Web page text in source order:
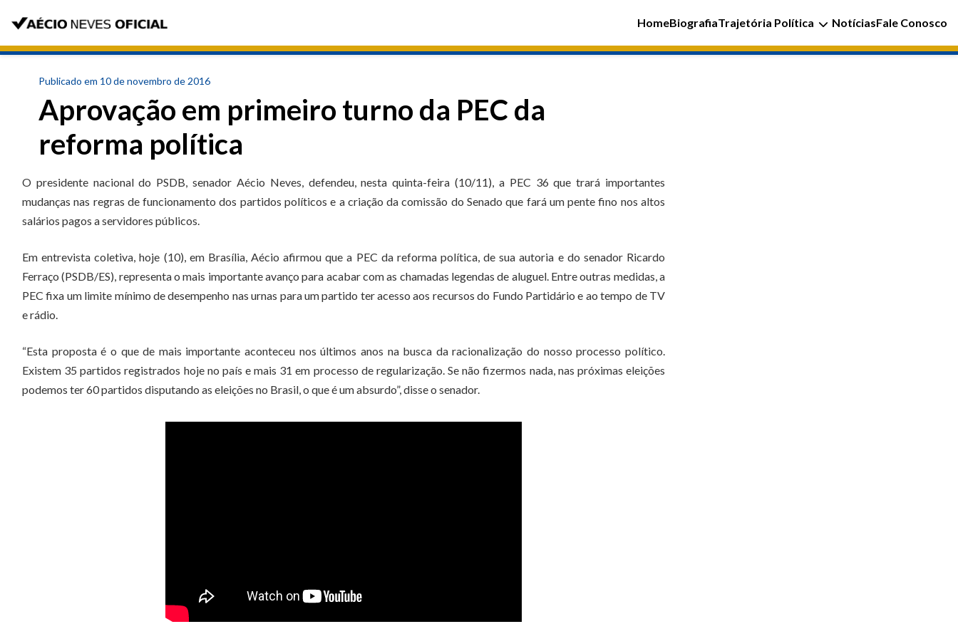
HomeBiografiaTrajetória Política NotíciasFale Conosco
Publicado em 10 de novembro de 2016
Aprovação em primeiro turno da PEC da
reforma política
O presidente nacional do PSDB, senador Aécio Neves, defendeu, nesta quinta-feira (10/11), a PEC 36 que trará importantes
mudanças nas regras de funcionamento dos partidos políticos e a criação da comissão do Senado que fará um pente fino nos altos
salários pagos a servidores públicos.
Em entrevista coletiva, hoje (10), em Brasília, Aécio afirmou que a PEC da reforma política, de sua autoria e do senador Ricardo
Ferraço (PSDB/ES), representa o mais importante avanço para acabar com as chamadas legendas de aluguel. Entre outras medidas, a
PEC fixa um limite mínimo de desempenho nas urnas para um partido ter acesso aos recursos do Fundo Partidário e ao tempo de TV
e rádio.
“Esta proposta é o que de mais importante aconteceu nos últimos anos na busca da racionalização do nosso processo político.
Existem 35 partidos registrados hoje no país e mais 31 em processo de regularização. Se não fizermos nada, nas próximas eleições
podemos ter 60 partidos disputando as eleições no Brasil, o que é um absurdo”, disse o senador.